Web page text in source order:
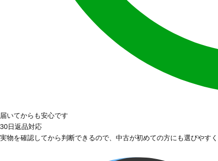
届いてからも安心です
30日返品対応
実物を確認してから判断できるので、中古が初めての方にも選びやす